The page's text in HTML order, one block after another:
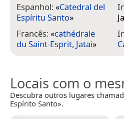
Espanhol:«Catedral del
Espíritu Santo»
Francês:«cathédrale
du Saint-Esprit, Jatai»
Locais com o
Descubra outros lugares
Espírito Santo».